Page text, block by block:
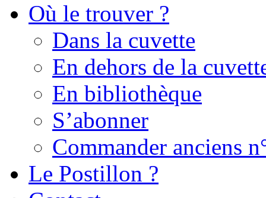
Où le trouver ?
Dans la cuvette
En dehors de la
En bibliothèque
S’abonner
Commander anciens
Le Postillon ?